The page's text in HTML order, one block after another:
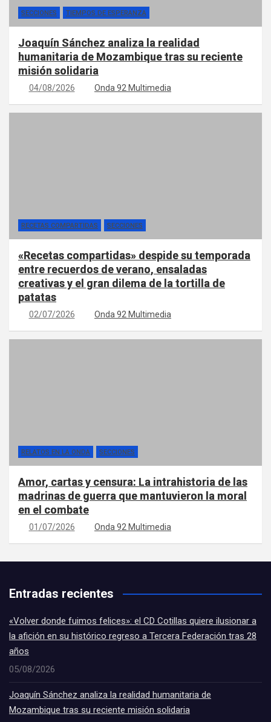
SECCIONES TIEMPOS DE ESPERANZA
Joaquín Sánchez analiza la realidad
humanitaria de Mozambique tras su reciente
misión solidaria
04/08/2026 Onda 92 Multimedia
RECETAS COMPARTIDAS SECCIONES
«Recetas compartidas» despide su temporada
entre recuerdos de verano, ensaladas
creativas y el gran dilema de la tortilla de
patatas
02/07/2026 Onda 92 Multimedia
RELATOS EN LA ONDA SECCIONES
Amor, cartas y censura: La intrahistoria de las
madrinas de guerra que mantuvieron la moral
en el combate
01/07/2026 Onda 92 Multimedia
Entradas recientes
«Volver donde fuimos felices»: el CD Cotillas quiere ilusionar a
la afición en su histórico regreso a Tercera Federación tras 28
años
05/08/2026
Joaquín Sánchez analiza la realidad humanitaria de
Mozambique tras su reciente misión solidaria